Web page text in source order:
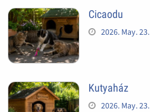
Cicaodu
2026. May. 23.
Kutyaház
2026. May. 23.